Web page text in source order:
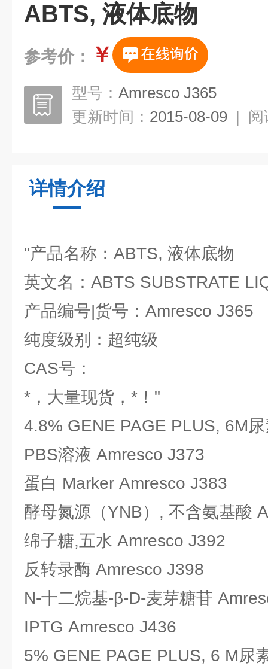
ABTS, 液体底物
参考价： ￥
型号： Amresco J365
更新时间： 2015-08-09 | 阅
详情介绍
"产品名称：ABTS, 液体底物
英文名：ABTS SUBSTRATE
产品编号|货号：Amresco J365
纯度级别：超纯级
CAS号：
*，大量现货，*！"
4.8% GENE PAGE PLUS, 6M
PBS溶液 Amresco J373
蛋白 Marker Amresco J383
酵母氮源（YNB）, 不含氨基酸
绵子糖,五水 Amresco J392
反转录酶 Amresco J398
N-十二烷基-β-D-麦芽糖苷
IPTG Amresco J436
5% GENE PAGE PLUS, 6 M尿